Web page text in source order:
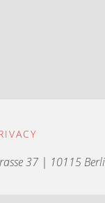
37 | 10115